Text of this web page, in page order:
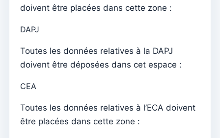
Contenu
Site web
Comment utiliser Événements pour gérer les
Comme il est facile d’avoir votre application et votre
page sur Internet – guide simple
doivent être placées dans cette zone :
DAPJ
Toutes les données relatives à la DAPJ
doivent être déposées dans cet espace :
CEA
Toutes les données relatives à l’ECA doivent
être placées dans cette zone :